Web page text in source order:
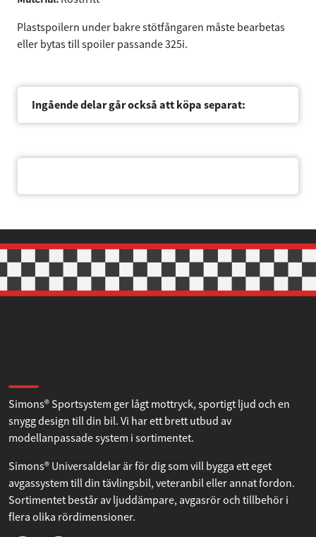
Plastspoilern under bakre stötfångaren måste bearbetas
eller bytas till spoiler passande 325i.
Ingående delar går också att köpa separat:
Om Simons
Simons® Sportsystem ger lågt mottryck, sportigt ljud och en
modellanpassade system i sortimentet.
Simons® Universaldelar är för dig som vill bygga ett eget
avgassystem till din tävlingsbil, veteranbil eller annat fordon.